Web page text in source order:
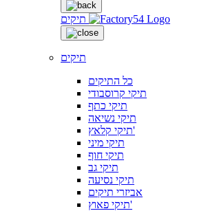
תיקים
תיקים
כל התיקים
תיקי קרוסבודי
תיקי כתף
תיקי נשיאה
תיקי קלאץ'
תיקי מיני
תיקי חוף
תיקי גב
תיקי נסיעה
אביזרי תיקים
תיקי פאוץ'